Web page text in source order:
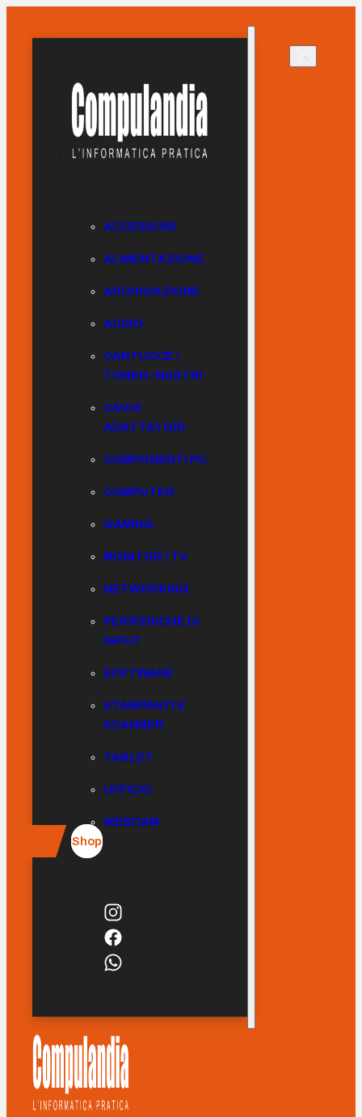
ACCESSORI
ALIMENTAZIONE
ARCHIVIAZIONE
AUDIO
CARTUCCE /
TONER / NASTRI
CAVI E
ADATTATORI
COMPONENTI PC
COMPUTER
GAMING
MONITOR / TV
NETWORKING
PERIFERICHE DI
INPUT
SOFTWARE
STAMPANTI E
SCANNER
TABLET
UFFICIO
WEBCAM
Shop